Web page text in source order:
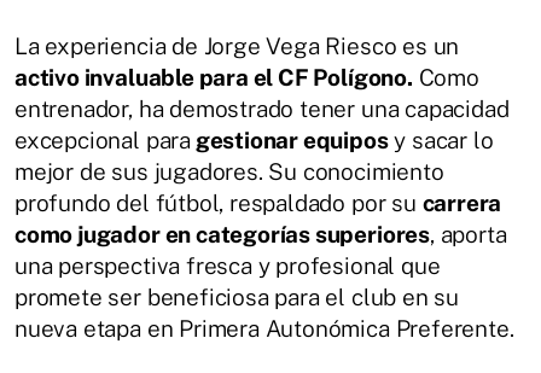
La experiencia de Jorge Vega Riesco es un
activo invaluable para el CF Polígono. Como
entrenador, ha demostrado tener una capacidad
excepcional para gestionar equiposy sacar lo
mejor de sus jugadores. Su conocimiento
profundo del fútbol, respaldado por su carrera
como jugador en categorías superiores, aporta
una perspectiva fresca y profesional que
promete ser beneficiosa para el club en su
nueva etapa en Primera Autonómica Preferente.